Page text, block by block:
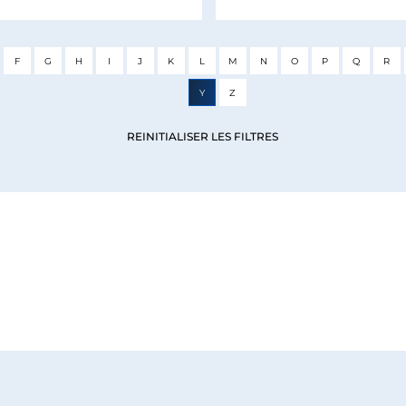
F G H I J K L M N O P Q R
Y Z
REINITIALISER LES FILTRES